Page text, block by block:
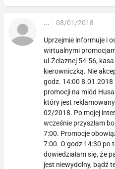
... 08/01/2018
Uprzejmie informuje i
wirtualnymi
ul.Żelaznej 54-56,
kierowniczką. Nie
godz. 14:00 8.01.2018
promocji na miód
który jest
02/2018. Po mojej
wcześnie przyszłam
7:00. Promocje
7:00. O godz 14:30 po
dowiedziałam się, że
jest niewydolny, bądź